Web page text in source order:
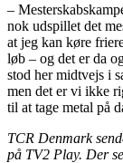
–
nok udspillet det
at jeg kan køre
løb – og det er da
stod her midtvejs i
men det er vi ikke
til at tage metal på
TCR Denmark
på TV2 Play. Der